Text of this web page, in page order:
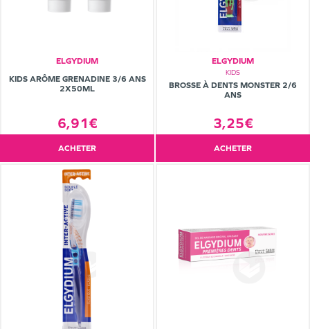
ELGYDIUM
KIDS ARÔME GRENADINE 3/6 ANS
2X50ML
6,91€
ACHETER
ELGYDIUM
KIDS
BROSSE À DENTS MONSTER 2/6
ANS
3,25€
ACHETER